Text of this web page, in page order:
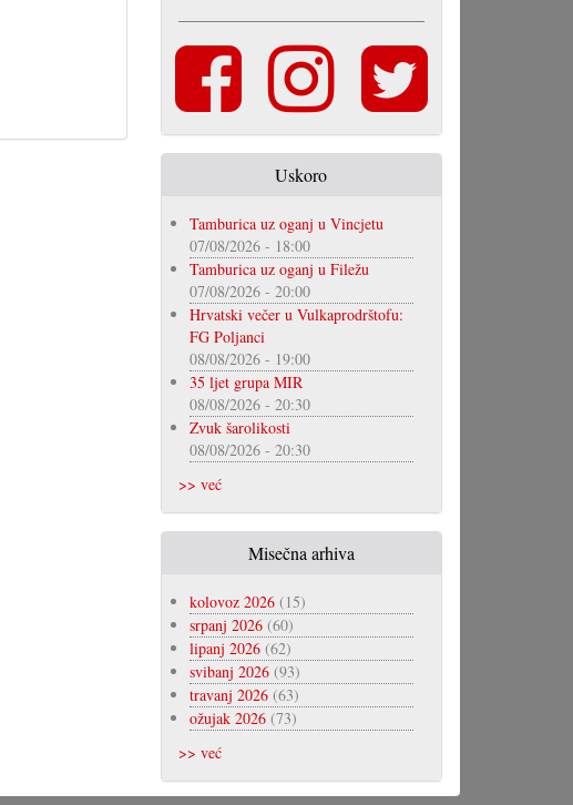
Uskoro
Tamburica uz oganj u Vincjetu
07/08/2026 - 18:00
Tamburica uz oganj u Filežu
07/08/2026 - 20:00
Hrvatski večer u Vulkaprodrštofu:
FG Poljanci
08/08/2026 - 19:00
35 ljet grupa MIR
08/08/2026 - 20:30
Zvuk šarolikosti
08/08/2026 - 20:30
>> već
Misečna arhiva
kolovoz 2026(15)
srpanj 2026(60)
lipanj 2026(62)
svibanj 2026(93)
travanj 2026(63)
ožujak 2026(73)
>> već